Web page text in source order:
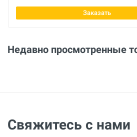
Заказать
Недавно просмотренные
Свяжитесь с нами